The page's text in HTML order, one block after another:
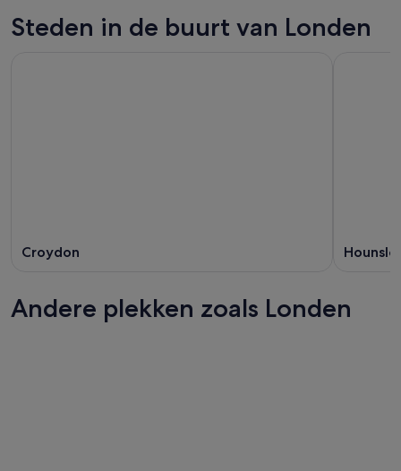
Steden in de buurt van Londen
Croydon
Andere plekken zoals Londen